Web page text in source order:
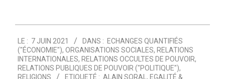
06-
07
LE : 7 JUIN 2021 DANS : ECHANGES QUANTIFIÉS
("ÉCONOMIE"), ORGANISATIONS SOCIALES, RELATIONS
INTERNATIONALES, RELATIONS OCCULTES DE POUVOIR,
RELATIONS PUBLIQUES DE POUVOIR ("POLITIQUE"),
RELIGIONS
ETIQUETÉ : ALAIN SORAL, EGALITÉ &